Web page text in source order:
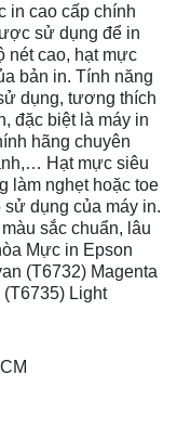
in cao cấp chính
sử dụng để in
nét cao, hạt mực
bản in. Tính năng
dụng, tương thích
đặc biệt là máy in
hãng chuyên
Hạt mực siêu
làm nghẹt hoặc toe
dụng của máy in.
sắc chuẩn, lâu
Mực in Epson
(T6732) Magenta
Light